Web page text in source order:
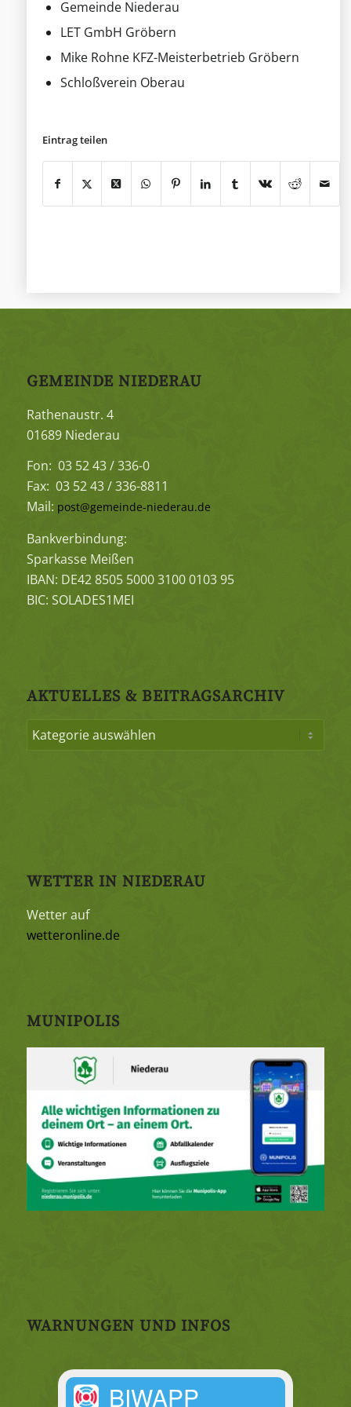
Gemeinde Niederau
LET GmbH Gröbern
Mike Rohne KFZ-Meisterbetrieb Gröbern
Schloßverein Oberau
Eintrag teilen
GEMEINDE NIEDERAU
Rathenaustr. 4
01689 Niederau
Fon: 03 52 43 / 336-0
Fax: 03 52 43 / 336-8811
Mail: post@gemeinde-niederau.de
Bankverbindung:
Sparkasse Meißen
IBAN: DE42 8505 5000 3100 0103 95
BIC: SOLADES1MEI
AKTUELLES & BEITRAGSARCHIV
WETTER IN NIEDERAU
Wetter auf
wetteronline.de
MUNIPOLIS
WARNUNGEN UND INFOS
BIWAPP